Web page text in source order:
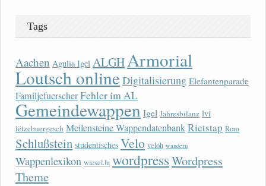
Tags
Aachen Agulia Igel ALGHArmorial
Loutsch onlineDigitalisierung Elefantenparade
FamiljefuerscherFehler im AL
Gemeindewappen Igel Jahresbilanz lvi
lëtzebuergesch Meilensteine WappendatenbankRietstap Rom
Schlußstein studentisches Velo veloh wandern
Wappenlexikon wiesel.lu wordpressWordpress
Theme